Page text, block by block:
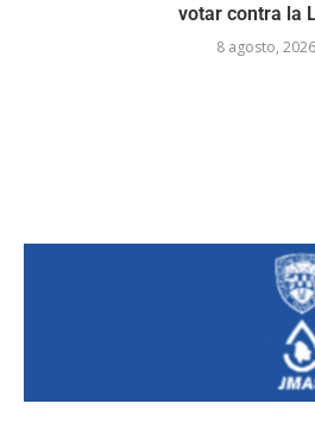
votar contra la
8 agosto, 2026